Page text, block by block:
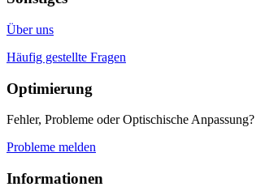
Über uns
Häufig gestellte Fragen
Optimierung
Fehler, Probleme oder Optischische Anpassung?
Probleme melden
Informationen